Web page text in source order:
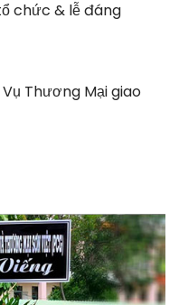
chức & lễ đáng
Thương Mại giao